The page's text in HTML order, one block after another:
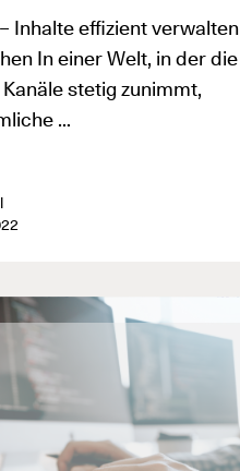
Inhalte effizient verwalten
In einer Welt, in der die
stetig zunimmt,
…